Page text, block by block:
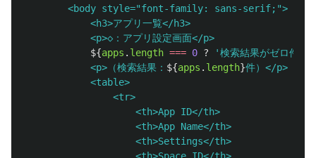
        <body style="font-family: sans-serif;">
            <h3>アプリ一覧</h3>
            <p>◇：アプリ設定画面</p>
${apps . length === 0 ? '検索結果がゼロ件で
            <p>（検索結果：
${apps . length}件）</p>
            <table>
                <tr>
                    <th>App ID</th>
                    <th>App Name</th>
                    <th>Settings</th>